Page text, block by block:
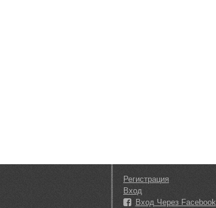
Регистрация
Вход
Вход Через Facebook